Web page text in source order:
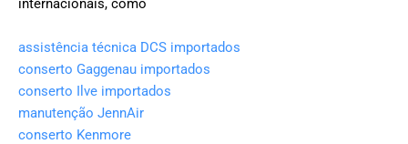
assistência técnica DCS importados
conserto Gaggenau importados
conserto Ilve importados
manutenção JennAir
conserto Kenmore